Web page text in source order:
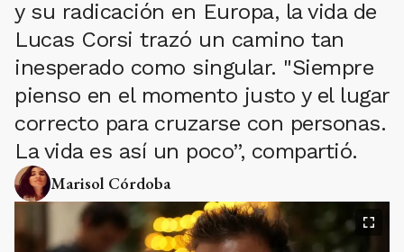
y su radicación en Europa, la vida de
Lucas Corsi trazó un camino tan
inesperado como singular. "Siempre
pienso en el momento justo y el lugar
correcto para cruzarse con personas.
La vida es así un poco”, compartió.
Marisol Córdoba